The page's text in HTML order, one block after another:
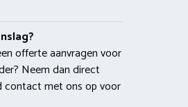
offerte aanvragen voor
Neem dan direct
contact met ons op voor